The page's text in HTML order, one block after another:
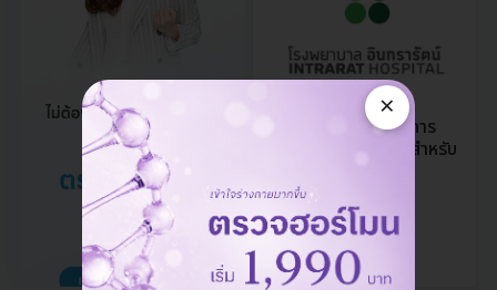
ตรวจสุขภาพ 66 รายการ
โปรแกรม Advance สำหรับ
11,599 บาท
27,617 บาท
×